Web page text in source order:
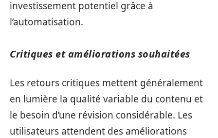
investissement potentiel grâce à
l’automatisation.
Critiques et améliorations souhaitées
Les retours critiques mettent généralement
en lumière la qualité variable du contenu et
le besoin d’une révision considérable. Les
utilisateurs attendent des améliorations